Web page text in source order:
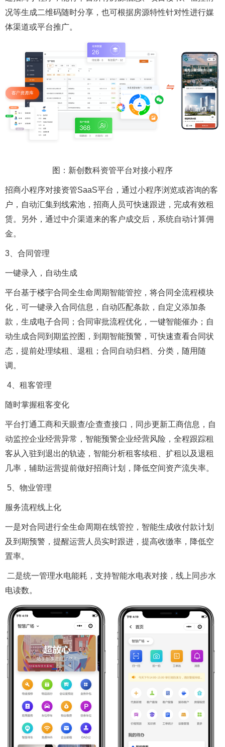
况等生成二维码随时分享，也可根据房源特性针对性进行媒
体渠道或平台推广。
图：新创数科资管平台对接小程序
招商小程序对接资管SaaS平台，通过小程序浏览或咨询的客
户，自动汇集到线索池，招商人员可快速跟进，完成有效租
赁。另外，通过中介渠道来的客户成交后，系统自动计算佣
金。
3、合同管理
一键录入，自动生成
平台基于楼宇合同全生命周期智能管控，将合同全流程模块
化，可一键录入合同信息，自动匹配条款，自定义添加条
款，生成电子合同；合同审批流程优化，一键智能催办；自
动生成合同到期监控图，到期智能预警，可快速查看合同状
态，提前处理续租、退租；合同自动归档、分类，随用随
调。
4、租客管理
随时掌握租客变化
平台打通工商和天眼查/企查查接口，同步更新工商信息，自
动监控企业经营异常，智能预警企业经营风险，全程跟踪租
客从入驻到退出的轨迹，智能分析租客续租、扩租以及退租
几率，辅助运营提前做好招商计划，降低空间资产流失率。
5、物业管理
服务流程线上化
一是对合同进行全生命周期在线管控，智能生成收付款计划
及到期预警，提醒运营人员实时跟进，提高收缴率，降低空
置率。
二是统一管理水电能耗，支持智能水电表对接，线上同步水
电读数。